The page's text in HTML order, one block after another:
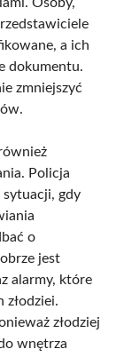
a ich
dokumentu.
zmniejszyć
Policja
sytuacji, gdy
o
jest
alarmy, które
złodziei.
złodziej
wnętrza